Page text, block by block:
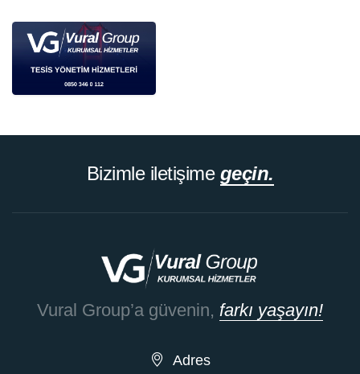
Bizimle iletişime geçin.
Vural Group’a güvenin, farkı yaşayın!
Adres